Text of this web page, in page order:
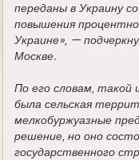
переданы в Украину
повышения
Украине», —
Москве.
По его словам, такой
была сельская
мелкобуржуазные
решение, но оно
государственного